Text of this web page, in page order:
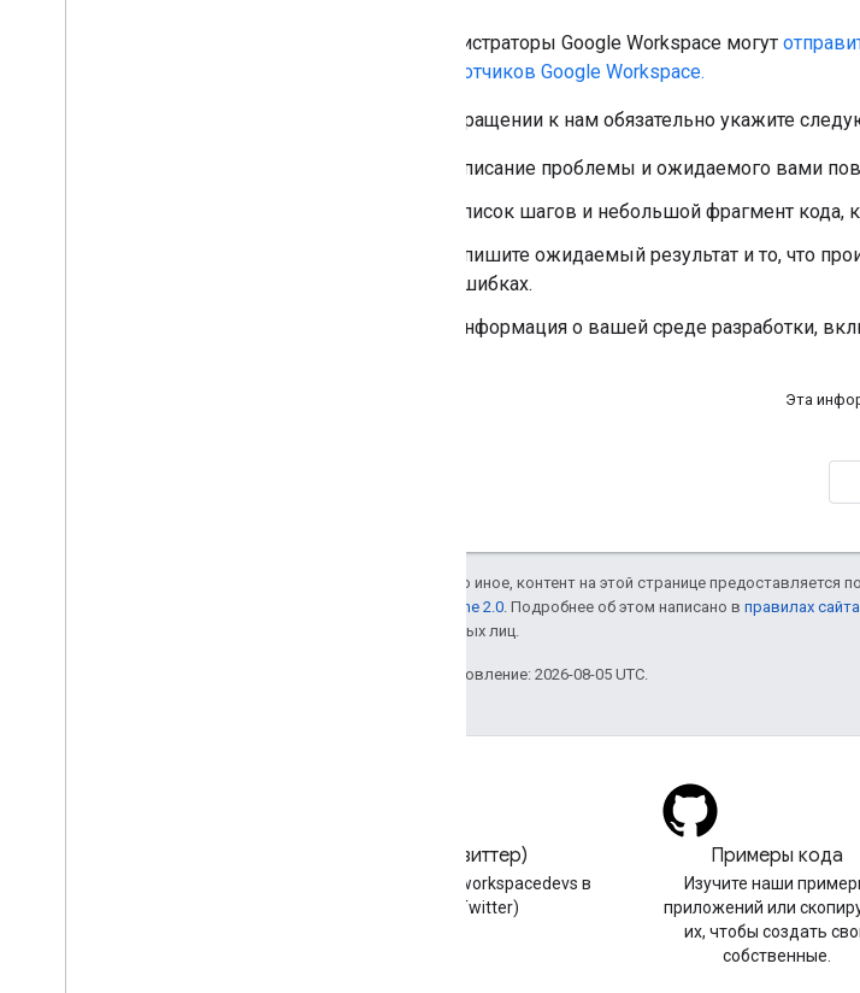
Администраторы Google Workspace могут
разработчиков Google Workspace.
При обращении к нам обязательно укажите
Описание проблемы и ожидаемого вами
Список шагов и небольшой фрагмент
Опишите ожидаемый результат и то, что
ошибках.
Информация о вашей среде разработки,
Эта
Если не указано иное, контент на этой странице предоставляется по
лицензии Apache 2.0 . Подробнее об этом написано в правилах сайта
аффилированных лиц.
Последнее обновление: 2026-08-05 UTC.
X (Твиттер)
Следуйте @workspacedevs в
X (Twitter)
Примеры кода
Изучите наши
приложений или
их, чтобы создать
собственные.